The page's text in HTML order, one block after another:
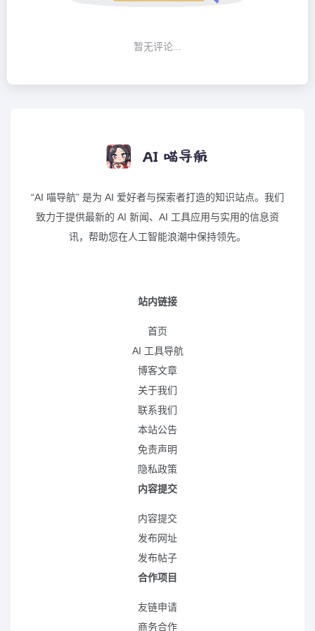
暂无评论...
“AI 喵导航” 是为 AI 爱好者与探索者打造的知识站点。我们
致力于提供最新的 AI 新闻、AI 工具应用与实用的信息资
讯，帮助您在人工智能浪潮中保持领先。
站内链接
首页
AI 工具导航
博客文章
关于我们
联系我们
本站公告
免责声明
隐私政策
内容提交
内容提交
发布网址
发布帖子
合作项目
友链申请
商务合作